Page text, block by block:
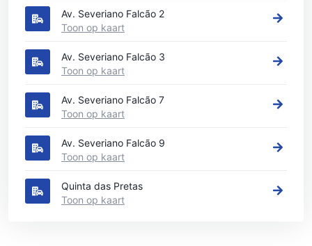
Av. Severiano Falcão 2
Toon op kaart
Av. Severiano Falcão 3
Toon op kaart
Av. Severiano Falcão 7
Toon op kaart
Av. Severiano Falcão 9
Toon op kaart
Quinta das Pretas
Toon op kaart